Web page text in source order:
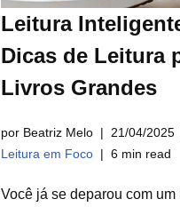
Leitura
Dicas de Leitura
Livros Grandes
por Beatriz Melo
21/04/2025
Leitura em Foco
6 min read
Você já se deparou com um